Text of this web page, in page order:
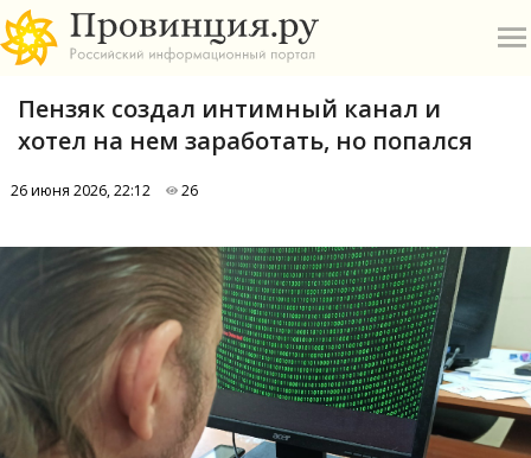
А
В
О
П
Пензяк создал интимный канал и
хотел на нем заработать, но попался
26 июня 2026, 22:12 26